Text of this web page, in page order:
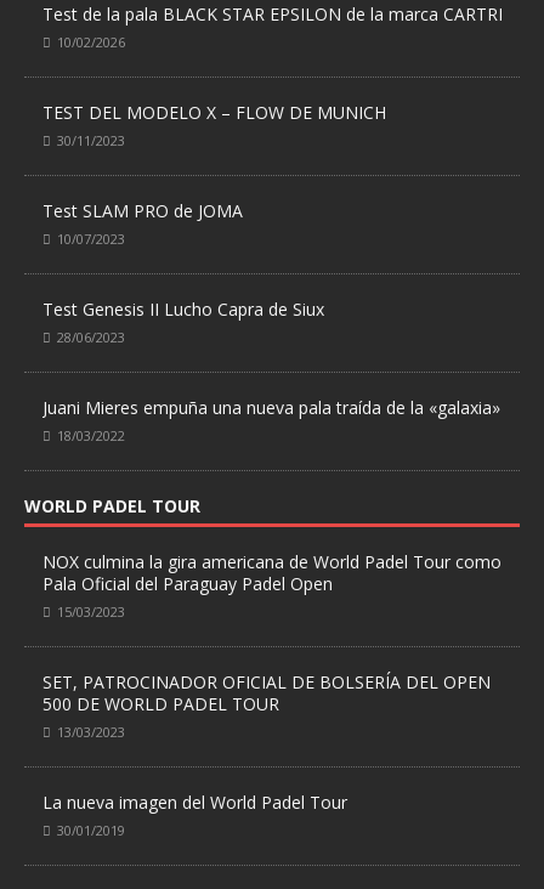
Test de la pala BLACK STAR EPSILON de la marca CARTRI
10/02/2026
TEST DEL MODELO X – FLOW DE MUNICH
30/11/2023
Test SLAM PRO de JOMA
10/07/2023
Test Genesis II Lucho Capra de Siux
28/06/2023
Juani Mieres empuña una nueva pala traída de la «galaxia»
18/03/2022
WORLD PADEL TOUR
NOX culmina la gira americana de World Padel Tour como
Pala Oficial del Paraguay Padel Open
15/03/2023
SET, PATROCINADOR OFICIAL DE BOLSERÍA DEL OPEN
500 DE WORLD PADEL TOUR
13/03/2023
La nueva imagen del World Padel Tour
30/01/2019